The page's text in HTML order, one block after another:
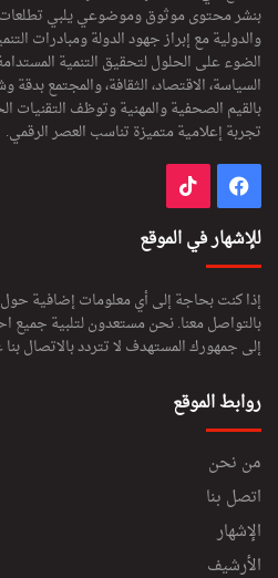
بنشر محتوى موثوق وموضوعي يلبي تطلعات
والدولية مع إبراز جهود الدولة ومبادرات
الضوء على الحلول لتحقيق التنمية
السياسة، الاقتصاد، الثقافة، والمجتمع
بالقيم الصحفية والمهنية وتوظف التقنيات
تجربة إعلامية متميزة تناسب العصر الرقمي.
فيسبوك
للإشهار في الموقع
إذا كنت بحاجة إلى أي معلومات إضافية حول
بالتواصل معنا. نحن مستعدون لتلبية جميع
إلى جمهورك المستهدف لا تتردد بالاتصال بنا
روابط الموقع
من نحن
اتصل بنا
الإشهار
الأرشيف